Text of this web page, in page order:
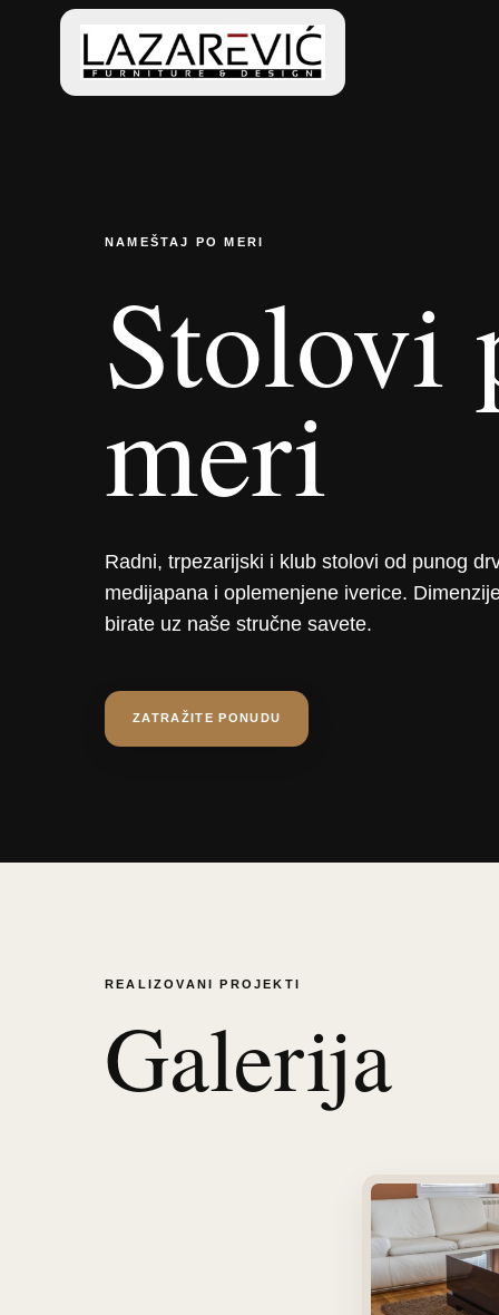
NAMEŠTAJ PO MERI
Stolovi
meri
Radni, trpezarijski i klub stolovi od punog
medijapana i oplemenjene iverice.
birate uz naše stručne savete.
ZATRAŽITE PONUDU
REALIZOVANI PROJEKTI
Galerija